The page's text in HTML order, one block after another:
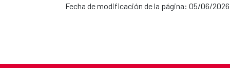
Fecha de modificación de la página: 05/06/2026